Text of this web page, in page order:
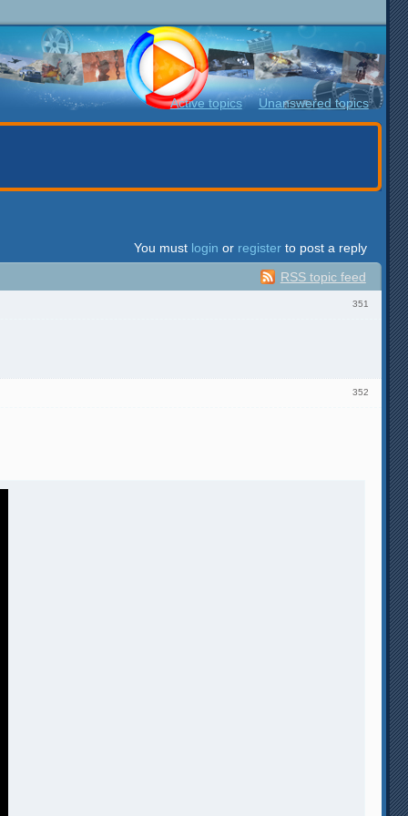
Active topics Unanswered topics
You must login or register to post a reply
RSS topic feed
351
352